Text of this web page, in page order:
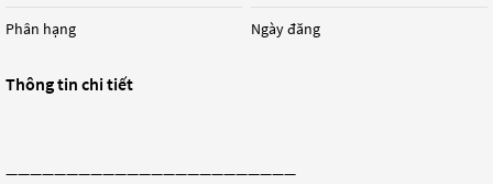
Phân hạng Ngày đăng
Thông tin chi tiết
————————————————————————